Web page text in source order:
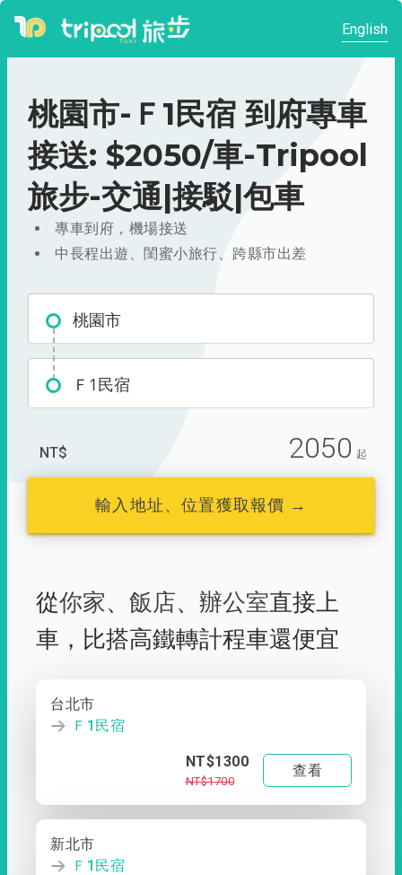
English
桃園市-Ｆ1民宿 到府專車
接送: $2050/車-Tripool
旅步-交通|接駁|包車
專車到府，機場接送
中長程出遊、閨蜜小旅行、跨縣市出差
桃園市
Ｆ1民宿
NT$ 2050 起
輸入地址、位置獲取報價 →
從你家、 飯店、 辦公室直接上
車， 比搭高鐵轉計程車還便宜
台北市
Ｆ1民宿
NT$1300
NT$1700
查看
新北市
Ｆ1民宿